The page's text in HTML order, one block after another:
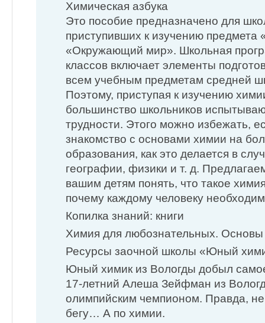
Химическая азбука
Это пособие предназначено для
приступивших к изучению предмета
«Окружающий мир». Школьная
классов включает элементы
всем учебным предметам средней
Поэтому, приступая к изучению
большинство школьников
трудности. Этого можно избежать,
знакомство с основами химии на
образования, как это делается в
географии, физики и т. д.
вашим детям понять, что такое
почему каждому человеку
Копилка знаний: книги
Химия для любознательных.
Ресурсы заочной школы «Юный
Юный химик из Вологды добыл
17-летний Алеша Зейфман из
олимпийским чемпионом. Правда,
бегу… А по химии.